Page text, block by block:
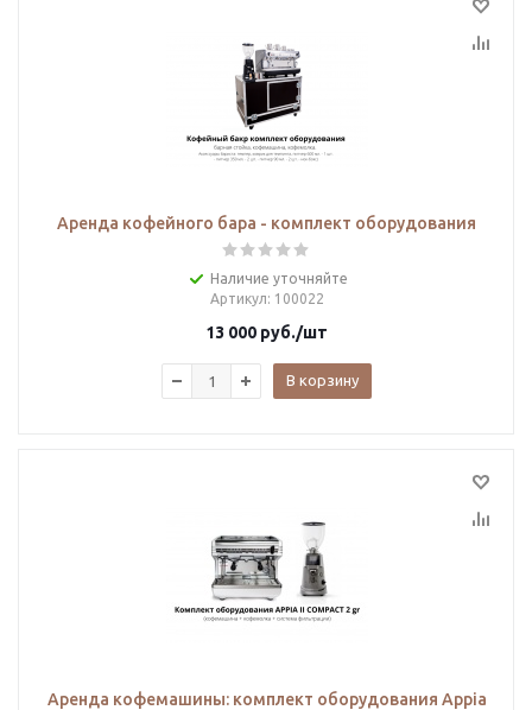
Аренда кофейного бара - комплект оборудования
Наличие уточняйте
Артикул: 100022
13 000 руб./шт
В корзину
Аренда кофемашины: комплект оборудования Appia